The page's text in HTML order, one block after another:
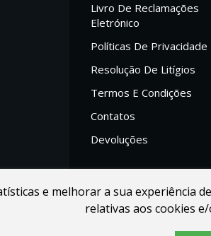
e melhorar a sua experiência
relativas aos cookies
Livro De Reclamações
Eletrónico
Políticas De Privacidade
Resolução De Litígios
Termos E Condições
Contatos
Devoluções
|